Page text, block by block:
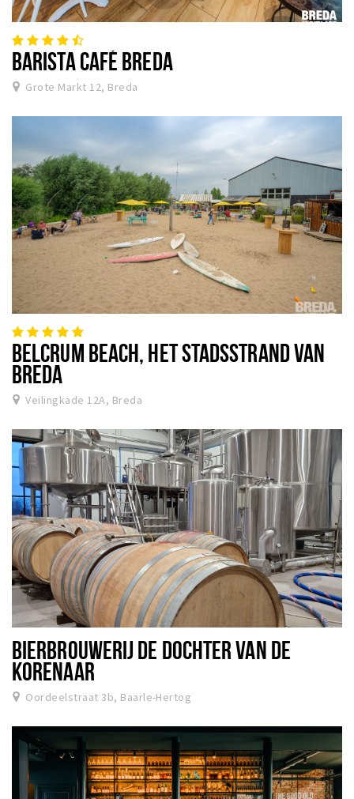
BARISTA CAFÉ BREDA
Grote Markt 12, Breda
BELCRUM BEACH, HET STADSSTRAND VAN
BREDA
Veilingkade 12A, Breda
BIERBROUWERIJ DE DOCHTER VAN DE
KORENAAR
Oordeelstraat 3b, Baarle-Hertog